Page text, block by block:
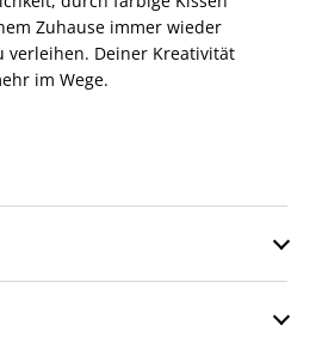
Zuhause immer wieder
verleihen. Deiner Kreativität
im Wege.